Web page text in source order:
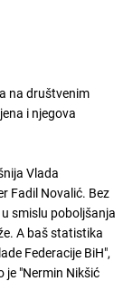
na društvenim
i njegova
Vlada
Fadil Novalić. Bez
smislu poboljšanja
A baš statistika
Federacije BiH",
"Nermin Nikšić